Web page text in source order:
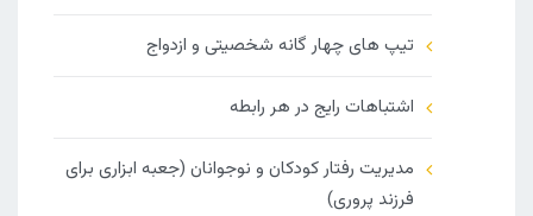
تیپ های چهار گانه شخصیتی و ازدواج
اشتباهات رایج در هر رابطه
مدیریت رفتار کودکان و نوجوانان (جعبه ابزاری برای
فرزند پروری)